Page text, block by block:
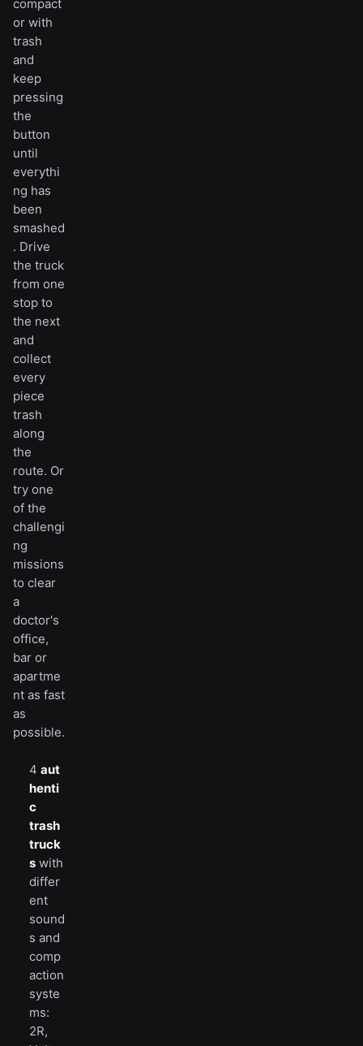
compact
or with
trash
and
keep
pressing
the
button
until
everythi
ng has
been
smashed
. Drive
the truck
from one
stop to
the next
and
collect
every
piece
trash
along
the
route. Or
try one
of the
challengi
ng
missions
to clear
a
doctor's
office,
bar or
apartme
nt as fast
as
possible.
4 aut
henti
c
trash
truck
s with
differ
ent
sound
s and
comp
action
syste
ms:
2R,